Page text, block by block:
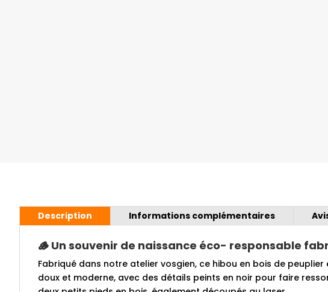
Description Informations complémentaires
🪵 Un souvenir de naissance éco- responsable
Fabriqué dans notre atelier vosgien, ce hibou en bois de
doux et moderne, avec des détails peints en noir pour faire